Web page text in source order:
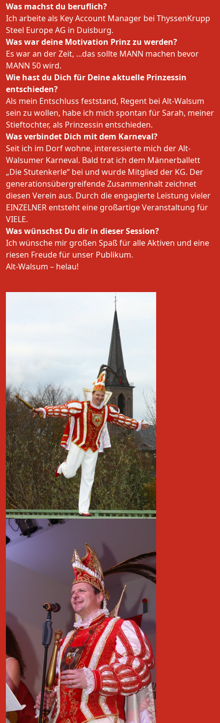
Was machst du beruflich?
Ich arbeite als Key Account Manager bei ThyssenKrupp
Steel Europe AG in Duisburg.
Was war deine Motivation Prinz zu werden?
Es war an der Zeit, ...das sollte MANN machen bevor
MANN 50 wird.
Wie hast du Dich für Deine aktuelle Prinzessin
entschieden?
Als mein Entschluss feststand, Regent bei Alt-Walsum
sein zu wollen, habe ich mich spontan für Sarah, meiner
Stieftochter, als Prinzessin entschieden.
Was verbindet Dich mit dem Karneval?
Seit ich im Dorf wohne, interessierte mich der Alt-
Walsumer Karneval. Bald trat ich dem Männerballett
„Die Stutenkerle“ bei und wurde Mitglied der KG. Der
generationsübergreifende Zusammenhalt zeichnet
diesen Verein aus. Durch die engagierte Leistung vieler
EINZELNER entsteht eine großartige Veranstaltung für
VIELE.
Was wünschst Du dir in dieser Session?
Ich wünsche mir großen Spaß für alle Aktiven und eine
riesen Freude für unser Publikum.
Alt-Walsum – helau!